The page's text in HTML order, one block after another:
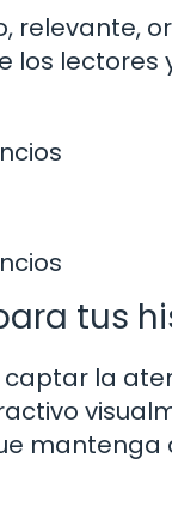
relevante,
lectores
tus
la
mantenga